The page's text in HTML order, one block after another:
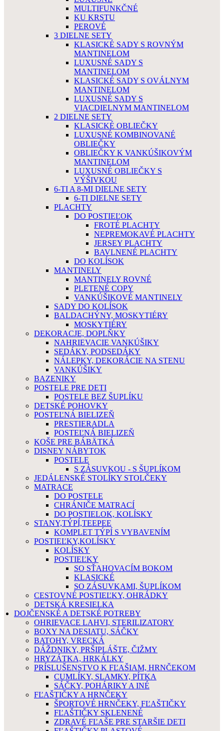
MULTIFUNKČNÉ
KU KRSTU
PEROVÉ
3 DIELNE SETY
KLASICKÉ SADY S ROVNÝM
MANTINELOM
LUXUSNÉ SADY S
MANTINELOM
KLASICKÉ SADY S OVÁLNYM
MANTINELOM
LUXUSNÉ SADY S
VIACDIELNYM MANTINELOM
2 DIELNE SETY
KLASICKÉ OBLIEČKY
LUXUSNÉ KOMBINOVANÉ
OBLIEČKY
OBLIEČKY K VANKÚŠIKOVÝM
MANTINELOM
LUXUSNÉ OBLIEČKY S
VÝŠIVKOU
6-TI A 8-MI DIELNE SETY
6-TI DIELNE SETY
PLACHTY
DO POSTIEĽOK
FROTÉ PLACHTY
NEPREMOKAVÉ PLACHTY
JERSEY PLACHTY
BAVLNENÉ PLACHTY
DO KOLÍSOK
MANTINELY
MANTINELY ROVNÉ
PLETENÉ COPY
VANKÚŠIKOVÉ MANTINELY
SADY DO KOLÍSOK
BALDACHÝNY, MOSKYTIÉRY
MOSKYTIÉRY
DEKORACJE, DOPLŇKY
NAHRIEVACIE VANKÚŠIKY
SEDÁKY, PODSEDÁKY
NÁLEPKY, DEKORÁCIE NA STENU
VANKÚŠIKY
BAZENIKY
POSTELE PRE DETI
POSTELE BEZ ŠUPLÍKU
DETSKÉ POHOVKY
POSTEĽNÁ BIELIZEŇ
PRESTIERADLA
POSTEĽNÁ BIELIZEŇ
KOŠE PRE BÁBÄTKÁ
DISNEY NÁBYTOK
POSTELE
S ZÁSUVKOU - S ŠUPLÍKOM
JEDÁLENSKÉ STOLÍKY STOLČEKY
MATRACE
DO POSTELE
CHRÁNIČE MATRACÍ
DO POSTIELOK, KOLÍSKY
STANY,TÝPÍ,TEEPEE
KOMPLET TÝPÍ S VYBAVENÍM
POSTIEĽKY,KOLÍSKY
KOLÍSKY
POSTIEĽKY
SO SŤAHOVACÍM BOKOM
KLASICKÉ
SO ZÁSUVKAMI, ŠUPLÍKOM
CESTOVNÉ POSTIEĽKY, OHRÁDKY
DETSKÁ KRESIELKA
DOJČENSKÉ A DETSKÉ POTREBY
OHRIEVACE LAHVI, STERILIZATORY
BOXY NA DESIATU, SÁČKY
BATOHY, VRECKÁ
DÁŽDNIKY, PRŠIPLÁŠTE, ČIŽMY
HRYZÁTKA, HRKÁLKY
PRÍSLUŠENSTVO K FĽAŠIAM, HRNČEKOM
CUMLÍKY, SLAMKY, PÍTKA
SÁČKY, POHÁRIKY A INÉ
FĽAŠTIČKY A HRNČEKY
ŠPORTOVÉ HRNČEKY, FĽAŠTIČKY
FĽAŠTIČKY SKLENENÉ
ZDRAVÉ FĽAŠE PRE STARŠIE DETI